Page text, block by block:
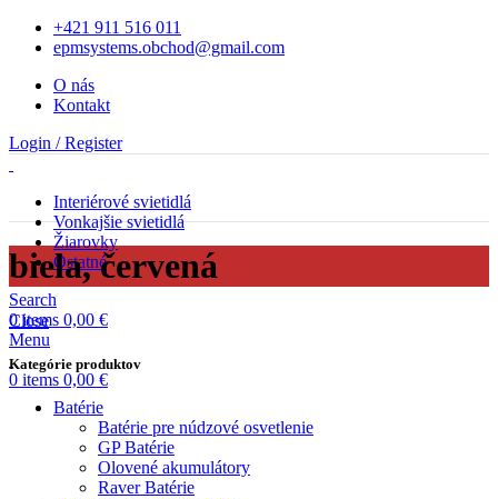
+421 911 516 011
epmsystems.obchod@gmail.com
O nás
Kontakt
Login / Register
Interiérové svietidlá
Vonkajšie svietidlá
Žiarovky
Ostatné
Search
0items 0,00 €
Menu
0 items 0,00 €
biela, červená
Close
Kategórie produktov
Batérie
Batérie pre núdzové osvetlenie
GP Batérie
Olovené akumulátory
Raver Batérie